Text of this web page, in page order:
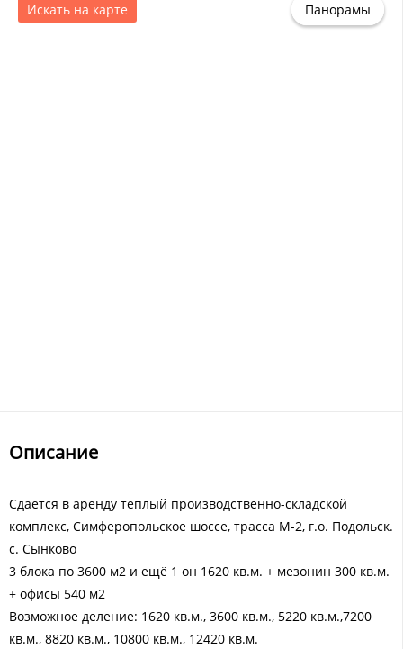
Описание
Сдается в аренду теплый производственно-складской
комплекс, Симферопольское шоссе, трасса М-2, г.о. Подольск.
с. Сынково
3 блока по 3600 м2 и ещё 1 он 1620 кв.м. + мезонин 300 кв.м.
+ офисы 540 м2
Возможное деление: 1620 кв.м., 3600 кв.м., 5220 кв.м.,7200
кв.м., 8820 кв.м., 10800 кв.м., 12420 кв.м.
Искать на карте Панорамы